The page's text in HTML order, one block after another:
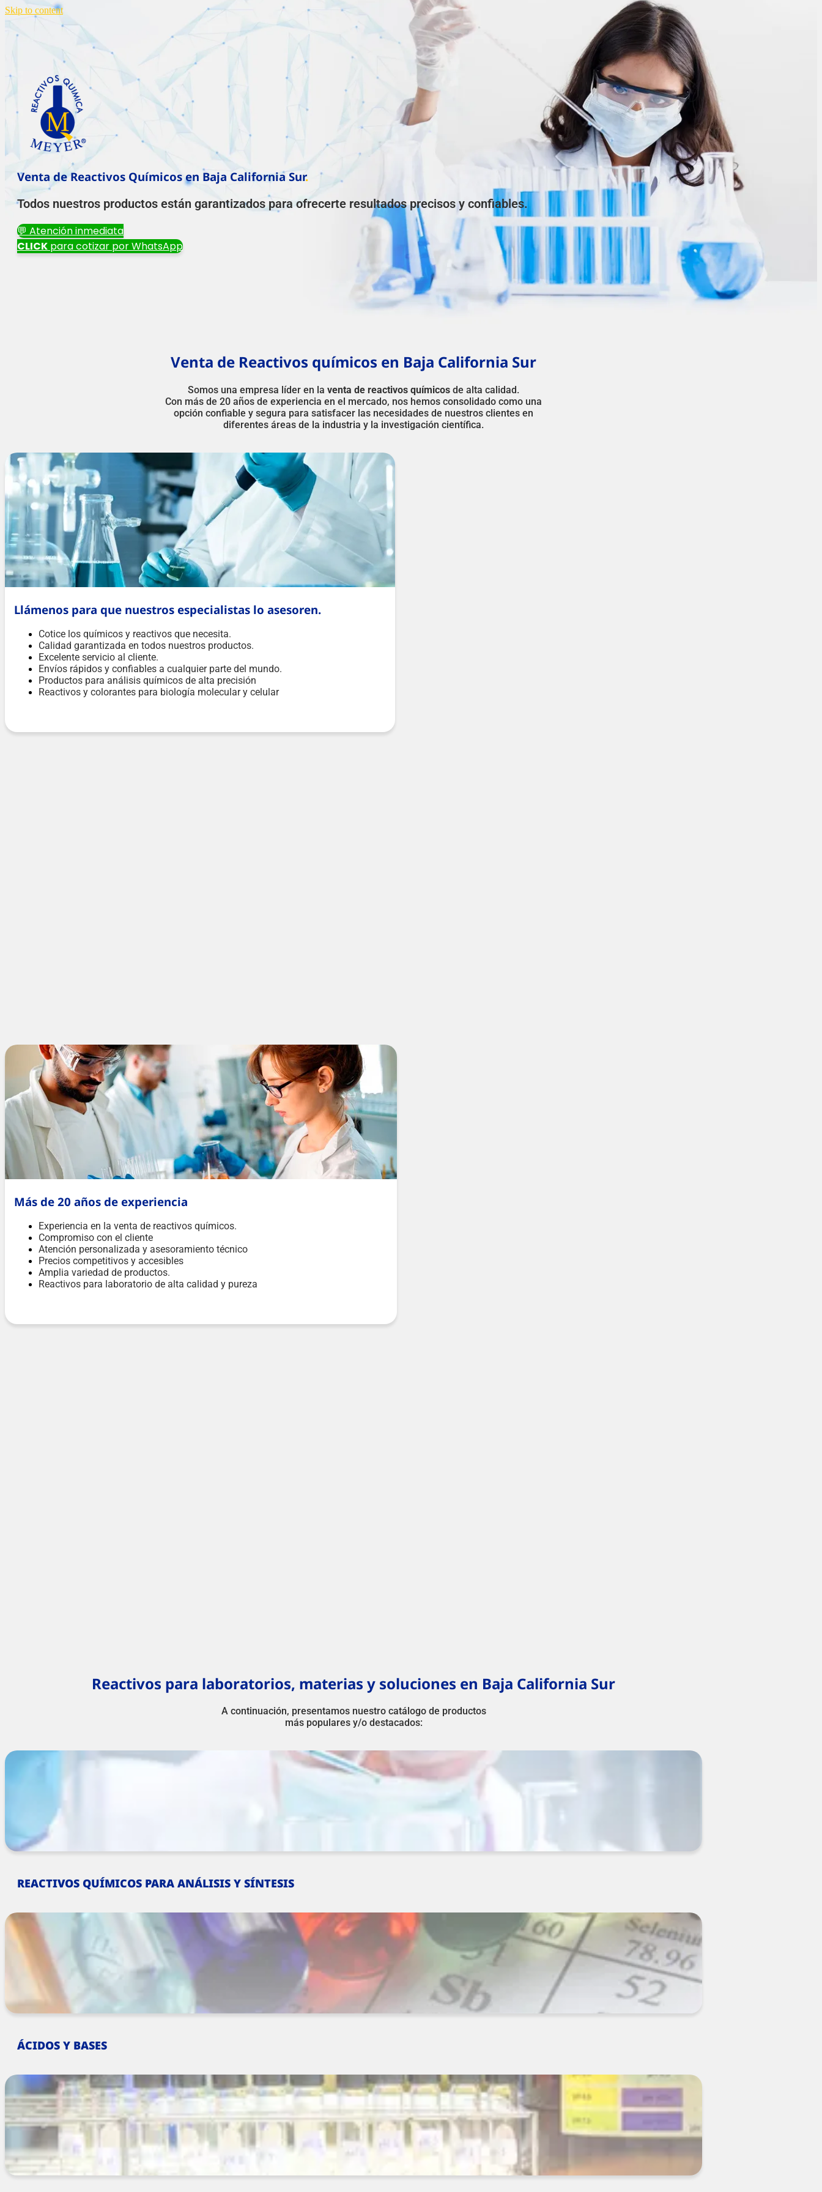
Skip to content
Venta de Reactivos Químicos en Baja California Sur.
Todos nuestros productos están garantizados para ofrecerte resultados precisos y confiables.
💬 Atención inmediata
CLICK para cotizar por WhatsApp
Venta de Reactivos químicos en Baja California Sur
Somos una empresa líder en la venta de reactivos químicos de alta calidad.
Con más de 20 años de experiencia en el mercado, nos hemos consolidado como una
opción confiable y segura para satisfacer las necesidades de nuestros clientes en
diferentes áreas de la industria y la investigación científica.
Llámenos para que nuestros especialistas lo asesoren.
Cotice los químicos y reactivos que necesita.
Calidad garantizada en todos nuestros productos.
Excelente servicio al cliente.
Envíos rápidos y confiables a cualquier parte del mundo.
Productos para análisis químicos de alta precisión
Reactivos y colorantes para biología molecular y celular
Más de 20 años de experiencia
Experiencia en la venta de reactivos químicos.
Compromiso con el cliente
Atención personalizada y asesoramiento técnico
Precios competitivos y accesibles
Amplia variedad de productos.
Reactivos para laboratorio de alta calidad y pureza
Reactivos para laboratorios, materias y soluciones en Baja California Sur
A continuación, presentamos nuestro catálogo de productos
más populares y/o destacados:
REACTIVOS QUÍMICOS PARA ANÁLISIS Y SÍNTESIS
ÁCIDOS Y BASES